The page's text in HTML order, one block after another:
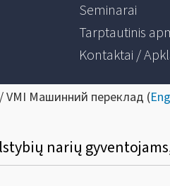
Seminarai
Tarptautinis
Kontaktai /
VMI Машинний переклад (